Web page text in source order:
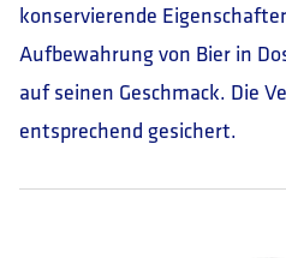
konservierende
Aufbewahrung von Bier in
auf seinen Geschmack. Die
entsprechend gesichert.